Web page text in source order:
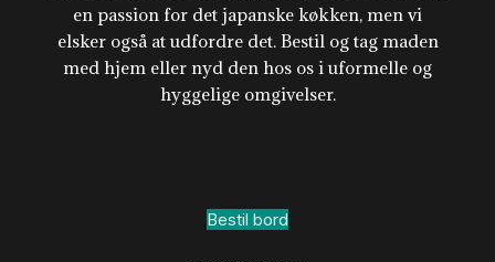
en passion for det japanske køkken, men vi
elsker også at udfordre det. Bestil og tag maden
med hjem eller nyd den hos os i uformelle og
hyggelige omgivelser.
Bestil bord